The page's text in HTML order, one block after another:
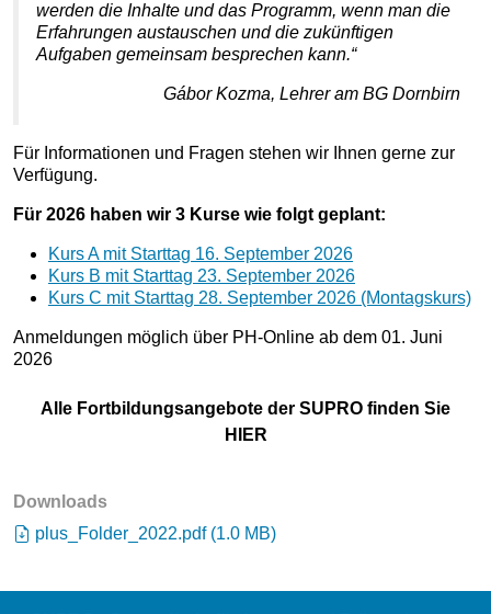
werden die Inhalte und das Programm, wenn man die
Erfahrungen austauschen und die zukünftigen
Aufgaben gemeinsam besprechen kann.“
Gábor Kozma, Lehrer am BG Dornbirn
Für Informationen und Fragen stehen wir Ihnen gerne zur
Verfügung.
Für 2026 haben wir 3 Kurse wie folgt geplant:
Kurs A mit Starttag 16. September 2026
Kurs B mit Starttag 23. September 2026
Kurs C mit Starttag 28. September 2026 (Montagskurs)
Anmeldungen möglich über PH-Online ab dem 01. Juni
2026
Alle Fortbildungsangebote der SUPRO finden Sie
HIER
Downloads
plus_Folder_2022.pdf(1.0 MB)